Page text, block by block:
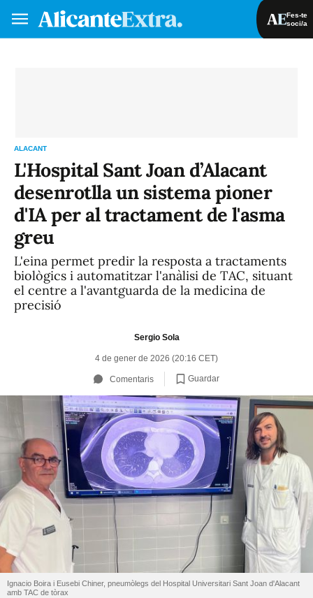
Fes-te
soci/a
ALACANT
L'Hospital Sant Joan d’Alacant
desenrotlla un sistema pioner
d'IA per al tractament de l'asma
greu
L'eina permet predir la resposta a tractaments
biològics i automatitzar l'anàlisi de TAC, situant
el centre a l'avantguarda de la medicina de
precisió
Sergio Sola
4 de gener de 2026 (20:16 CET)
Comentaris Guardar
Ignacio Boira i Eusebi Chiner, pneumòlegs del Hospital Universitari Sant Joan d'Alacant
amb TAC de tòrax